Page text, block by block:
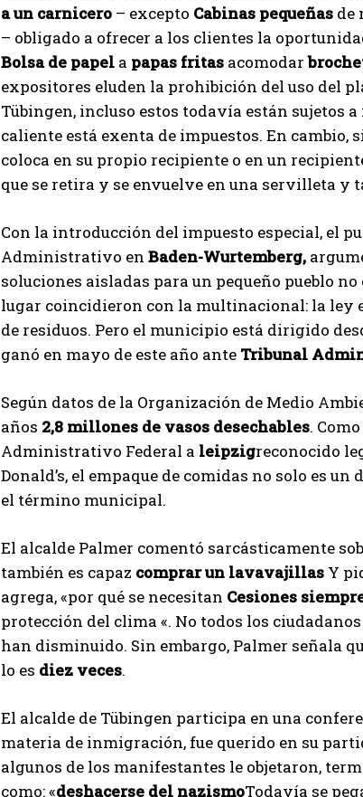
a un carnicero – excepto Cabinas pequeñas de
– obligado a ofrecer a los clientes la
Bolsa de papel a papas fritas acomodar
expositores eluden la prohibición del uso del
Tübingen, incluso estos todavía están sujetos
caliente está exenta de impuestos. En cambio,
coloca en su propio recipiente o en un
que se retira y se envuelve en una servilleta y
Con la introducción del impuesto especial, el
Administrativo en Baden-Wurtemberg,
soluciones aisladas para un pequeño pueblo
lugar coincidieron con la multinacional: la ley
de residuos. Pero el municipio está dirigido
ganó en mayo de este año ante Tribunal
Según datos de la Organización de Medio
años 2,8 millones de vasos desechables.
Administrativo Federal a leipzigreconocido
Donald’s, el empaque de comidas no solo es un
el término municipal.
El alcalde Palmer comentó sarcásticamente
también es capaz comprar un lavavajillas Y
agrega, «por qué se necesitan Cesiones
protección del clima «. No todos los
han disminuido. Sin embargo, Palmer señala
lo es diez veces.
El alcalde de Tübingen participa en una
materia de inmigración, fue querido en su
algunos de los manifestantes le objetaron,
como: «deshacerse del nazismoTodavía se